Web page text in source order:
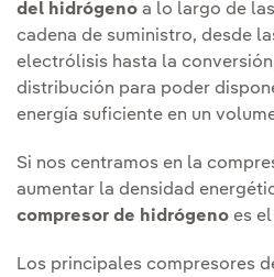
del hidrógeno a lo largo de
cadena de suministro, desde
electrólisis hasta la
distribución para poder
energía suficiente en un
Si nos centramos en la
aumentar la densidad
compresor de hidrógeno es
Los principales compresores